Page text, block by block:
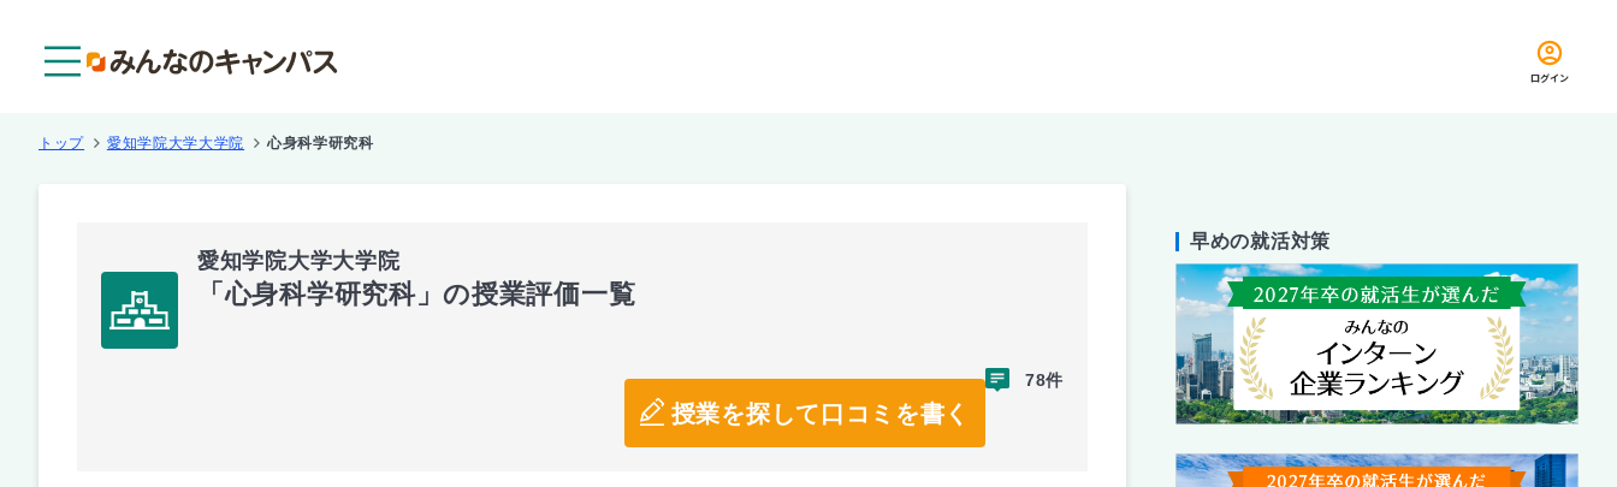
ログイン
トップ 愛知学院大学大学院 心身科学研究科
愛知学院大学大学院
「心身科学研究科」の授業評価一覧
授業を探して口コミを書く
78件
早めの就活対策